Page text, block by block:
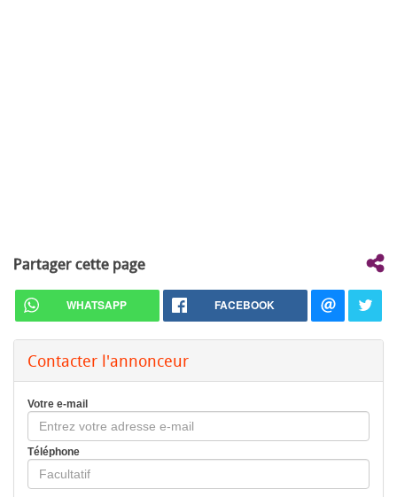
Partager cette page
WHATSAPP FACEBOOK
Contacter l'annonceur
Votre e-mail
Téléphone